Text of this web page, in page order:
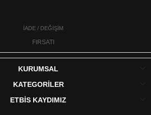
İADE / DEĞİŞİM
FIRSATI
KURUMSAL
KATEGORİLER
ETBİS KAYDIMIZ